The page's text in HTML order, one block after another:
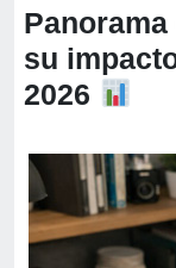
su
2026